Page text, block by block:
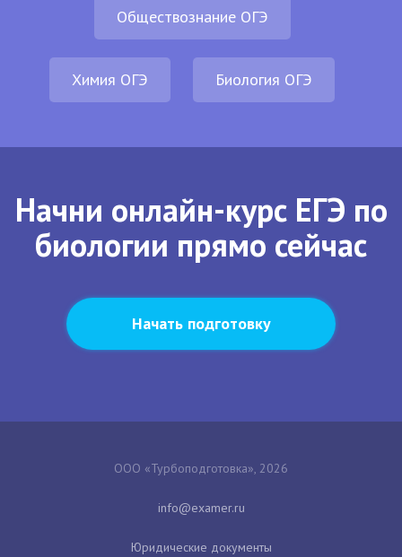
Обществознание ОГЭ
Химия ОГЭ Биология ОГЭ
Начни онлайн-курс ЕГЭ по
биологии прямо сейчас
Начать подготовку
ООО «Турбоподготовка», 2026
Юридические документы